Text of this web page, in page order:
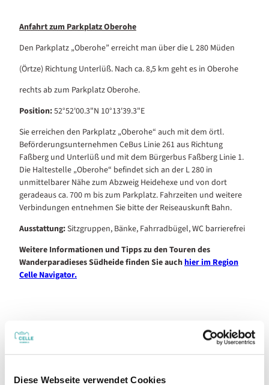
Diese Webseite verwendet Cookies
Anfahrt zum Parkplatz Oberohe
Den Parkplatz „Oberohe” erreicht man über die L 280 Müden
(Örtze) Richtung Unterlüß. Nach ca. 8,5 km geht es in Oberohe
rechts ab zum Parkplatz Oberohe.
Position:52°52'00.3"N 10°13'39.3"E
Sie erreichen den Parkplatz „Oberohe“ auch mit dem örtl.
Beförderungsunternehmen CeBus Linie 261 aus Richtung
Faßberg und Unterlüß und mit dem Bürgerbus Faßberg Linie 1.
Die Haltestelle „Oberohe“ befindet sich an der L 280 in
unmittelbarer Nähe zum Abzweig Heidehexe und von dort
geradeaus ca. 700 m bis zum Parkplatz. Fahrzeiten und weitere
Verbindungen entnehmen Sie bitte der Reiseauskunft Bahn.
Ausstattung:Sitzgruppen, Bänke, Fahrradbügel, WC barrierefrei
Weitere Informationen und Tipps zu den Touren des
Wanderparadieses Südheide finden Sie auchhier im Region
Celle Navigator.
Gut zu wissen